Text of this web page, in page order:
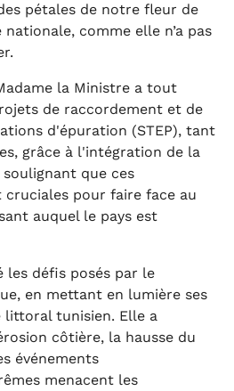
pétales de notre fleur de
comme elle n’a pas
la Ministre a tout
de raccordement et de
d'épuration (STEP), tant
grâce à l'intégration de la
que ces
pour faire face au
auquel le pays est
les défis posés par le
en mettant en lumière ses
tunisien. Elle a
côtière, la hausse du
événements
menacent les